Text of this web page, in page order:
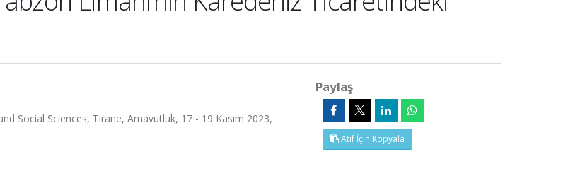
Social Sciences, Tirane, Arnavutluk, 17 - 19 Kasım 2023,
Paylaş
Atıf İçin Kopyala